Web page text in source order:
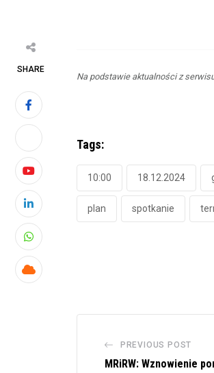
SHARE
Youtube
LinkedIn
Whatsapp
Cloud
Na podstawie aktualności z
Tags:
10:00 18.12.2024
plan spotkanie
PREVIOUS POST
MRiRW: Wznowienie